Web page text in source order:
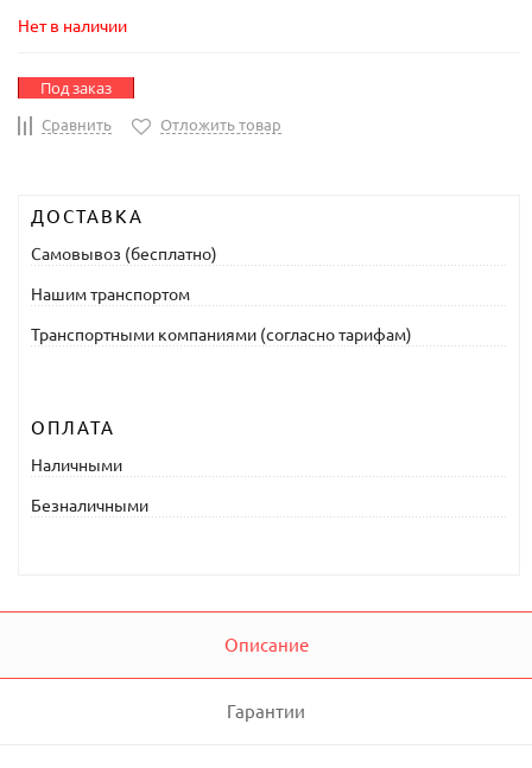
Нет в наличии
Под заказ
Сравнить Отложить товар
ДОСТАВКА
Самовывоз (бесплатно)
Нашим транспортом
Транспортными компаниями (согласно тарифам)
ОПЛАТА
Наличными
Безналичными
Описание
Гарантии